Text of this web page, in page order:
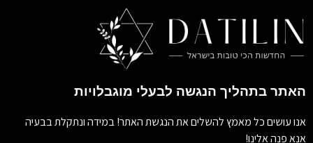
האתר בתהליך הנגשה לבעלי מוגבלויות
אנו עושים כל מאמץ להשלים את הנגשת האתר! במידה ונתקלת בבעיה
אנא פנה אלינו!